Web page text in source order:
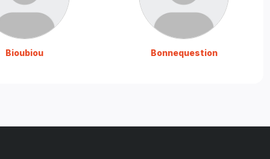
Bioubiou Bonnequestion